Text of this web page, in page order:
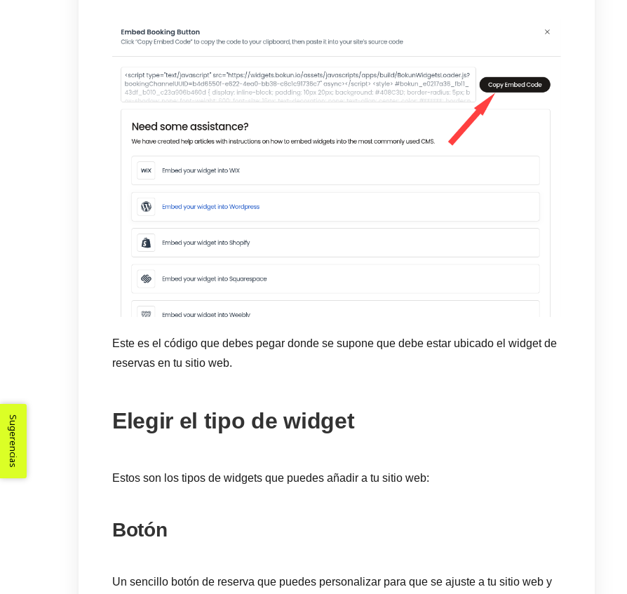
Este es el código que debes pegar donde se supone que debe estar ubicado el widget de
reservas en tu sitio web.
Elegir el tipo de widget
Estos son los tipos de widgets que puedes añadir a tu sitio web:
Botón
Un sencillo botón de reserva que puedes personalizar para que se ajuste a tu sitio web y
Sugerencias